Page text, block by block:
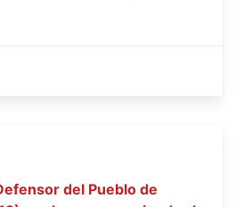
del Pueblo de